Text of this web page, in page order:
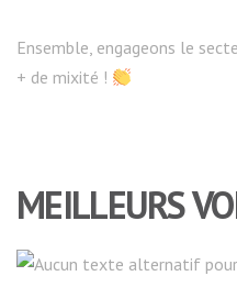
Ensemble, engageons le
+ de mixité !
MEILLEURS